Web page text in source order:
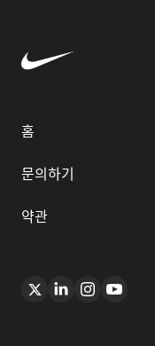
홈
문의하기
약관